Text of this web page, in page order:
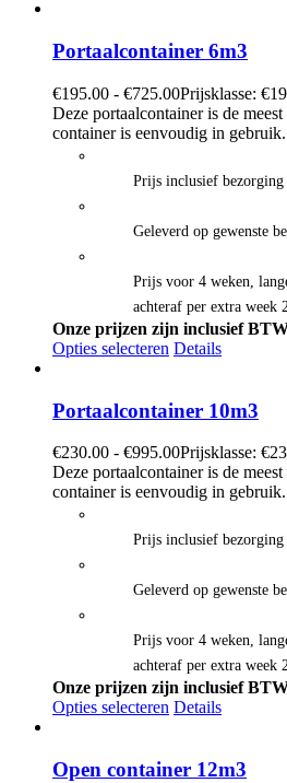
Portaalcontainer 6m3
€195.00 - €725.00Prijsklasse:
Deze portaalcontainer is de
container is eenvoudig in gebruik.
Prijs inclusief bezorging
Geleverd op gewenste
Prijs voor 4 weken,
achteraf per extra week
Onze prijzen zijn inclusief
Opties selecteren Details
Portaalcontainer 10m3
€230.00 - €995.00Prijsklasse:
Deze portaalcontainer is de
container is eenvoudig in gebruik.
Prijs inclusief bezorging
Geleverd op gewenste
Prijs voor 4 weken,
achteraf per extra week
Onze prijzen zijn inclusief
Opties selecteren Details
Open container 12m3